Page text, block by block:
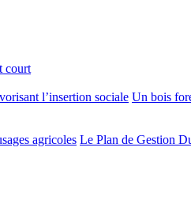
court
l’insertion sociale Un bois
agricoles Le Plan de Gestion